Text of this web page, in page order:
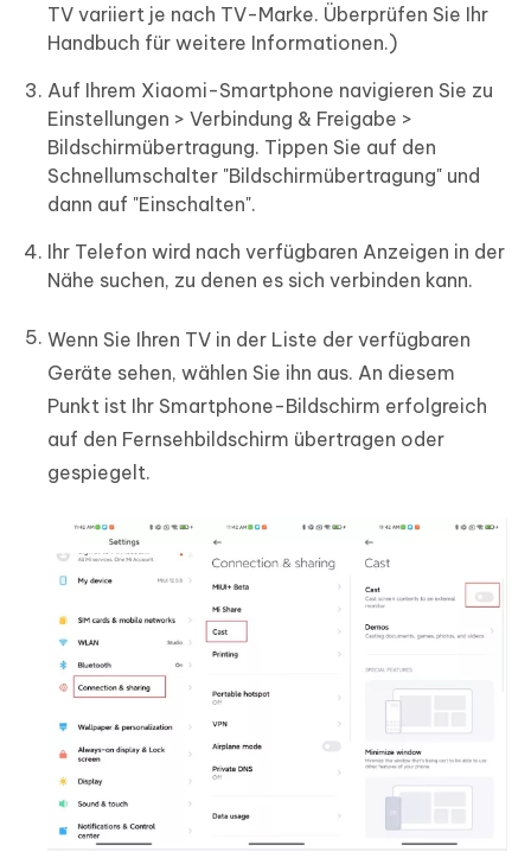
TV variiert je nach TV-Marke. Überprüfen Sie Ihr
Handbuch für weitere Informationen.)
Auf Ihrem Xiaomi-Smartphone navigieren Sie zu
Einstellungen > Verbindung & Freigabe >
Bildschirmübertragung. Tippen Sie auf den
Schnellumschalter "Bildschirmübertragung" und
dann auf "Einschalten".
Ihr Telefon wird nach verfügbaren Anzeigen in der
Nähe suchen, zu denen es sich verbinden kann.
Wenn Sie Ihren TV in der Liste der verfügbaren
Geräte sehen, wählen Sie ihn aus. An diesem
Punkt ist Ihr Smartphone-Bildschirm erfolgreich
auf den Fernsehbildschirm übertragen oder
gespiegelt.